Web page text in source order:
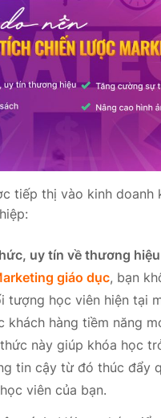
tiếp thị vào kinh doanh
uy tín về thương hiệu
giáo dục, bạn
tượng học viên hiện tại
khách hàng tiềm năng
này giúp khóa học
tin cậy từ đó thúc đẩy
viên của bạn.